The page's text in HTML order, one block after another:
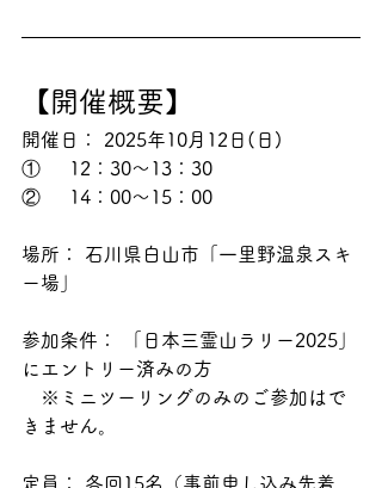
【開催概要】
開催日： 2025年10月12日(日)
①	12：30～13：30
②	14：00～15：00
場所： 石川県白山市「一里野温泉スキ
ー場」
参加条件： 「日本三霊山ラリー2025」
にエントリー済みの方
※ミニツーリングのみのご参加はで
きません。
定員： 各回15名（事前申し込み先着